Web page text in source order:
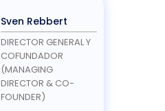
Sven Rebbert
DIRECTOR GENERAL Y
COFUNDADOR
(MANAGING
DIRECTOR & CO-
FOUNDER)